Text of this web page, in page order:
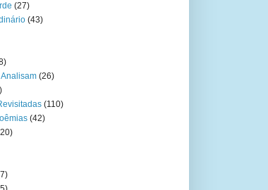
(27)
(43)
(26)
(110)
(42)